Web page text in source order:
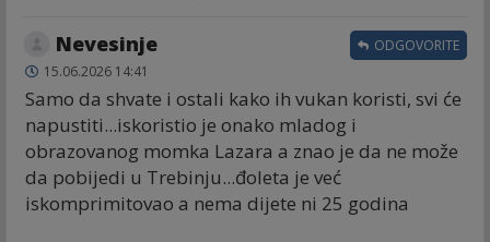
Nevesinje
15.06.2026 14:41
Samo da shvate i ostali kako ih vukan koristi, svi će
napustiti...iskoristio je onako mladog i
obrazovanog momka Lazara a znao je da ne može
da pobijedi u Trebinju...đoleta je već
iskomprimitovao a nema dijete ni 25 godina
ODGOVORITE